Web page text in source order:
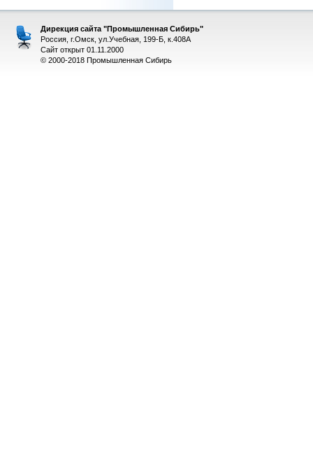
Дирекция сайта "Промышленная Сибирь"
Россия, г.Омск, ул.Учебная, 199-Б, к.408А
Сайт открыт 01.11.2000
© 2000-2018 Промышленная Сибирь